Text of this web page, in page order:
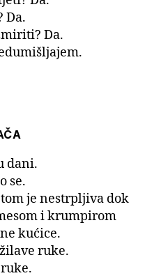
Da.
Da.
dani.
se.
je nestrpljiva dok
i krumpirom
kućice.
ruke.